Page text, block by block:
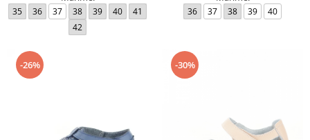
35 36 37 38 39 40
41
42
36 37 38 39 40
-26% -30%